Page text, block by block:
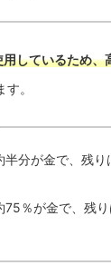
しているため、
。
半分が金で、残
75％が金で、残